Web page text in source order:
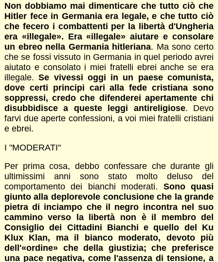
Non dobbiamo mai dimenticare che tutto ciò che
Hitler fece in Germania era legale, e che tutto ciò
che fecero i combattenti per la libertà d'Ungheria
era «illegale». Era «illegale» aiutare e consolare
un ebreo nella Germania hitleriana. Ma sono certo
che se fossi vissuto in Germania in quel periodo avrei
aiutato e consolato i miei fratelli ebrei anche se era
illegale.Se vivessi oggi in un paese comunista,
dove certi principi cari alla fede cristiana sono
soppressi, credo che difenderei apertamente chi
disubbidisce a queste leggi antireligiose. Devo
farvi due aperte confessioni, a voi miei fratelli cristiani
e ebrei.
I "MODERATI"
Per prima cosa, debbo confessare che durante gli
ultimissimi anni sono stato molto deluso del
comportamento dei bianchi moderati. Sono quasi
giunto alla deplorevole conclusione che la grande
pietra di inciampo che il negro incontra nel suo
cammino verso la libertà non è il membro del
Consiglio dei Cittadini Bianchi e quello del Ku
Klux Klan, ma il bianco moderato, devoto più
dell'«ordine» che della giustizia; che preferisce
una pace negativa, come l'assenza di tensione, a